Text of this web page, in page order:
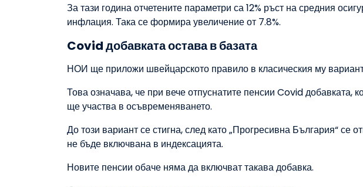
За тази година отчетените параметри са 12% ръст на средния
инфлация. Така се формира увеличение от 7.8%.
Covid добавката остава в базата
НОИ ще приложи швейцарското правило в класическия му
Това означава, че при вече отпуснатите пенсии Covid добавката,
ще участва в осъвременяването.
До този вариант се стигна, след като „Прогресивна България“ се
не бъде включвана в индексацията.
Новите пенсии обаче няма да включват такава добавка.